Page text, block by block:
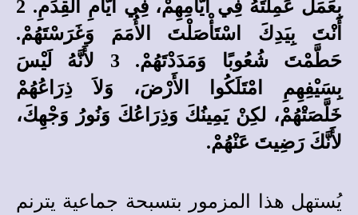
بِعَمَل عَمِلْتَهُ فِي أَيَّامِهِمْ، فِي أَيَّامِ الْقِدَمِ. 2
أَنْتَ بِيَدِكَ اسْتَأْصَلْتَ الأُمَمَ وَغَرَسْتَهُمْ.
حَطَّمْتَ شُعُوبًا وَمَدَدْتَهُمْ. 3 لأَنَّهُ لَيْسَ
بِسَيْفِهِمِ امْتَلَكُوا الأَرْضَ، وَلاَ ذِرَاعُهُمْ
خَلَّصَتْهُمْ، لكِنْ يَمِينُكَ وَذِرَاعُكَ وَنُورُ وَجْهِكَ،
لأَنَّكَ رَضِيتَ عَنْهُمْ.
يُستهل هذا المزمور
بتسبحة جماعية يترنم